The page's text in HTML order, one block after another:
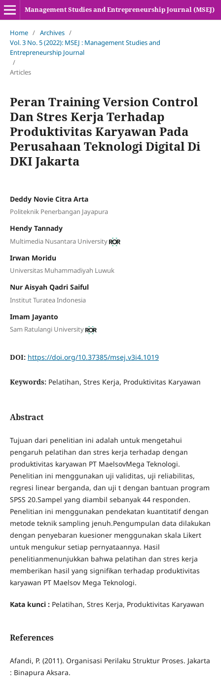
Management Studies and Entrepreneurship Journal (MSEJ)
Home / Archives /
Vol. 3 No. 5 (2022): MSEJ : Management Studies and
Entrepreneurship Journal
/
Articles
Peran Training Version Control
Dan Stres Kerja Terhadap
Produktivitas Karyawan Pada
Perusahaan Teknologi Digital Di
DKI Jakarta
Deddy Novie Citra Arta
Politeknik Penerbangan Jayapura
Hendy Tannady
Multimedia Nusantara University
Irwan Moridu
Universitas Muhammadiyah Luwuk
Nur Aisyah Qadri Saiful
Institut Turatea Indonesia
Imam Jayanto
Sam Ratulangi University
DOI: https://doi.org/10.37385/msej.v3i4.1019
Keywords: Pelatihan, Stres Kerja, Produktivitas Karyawan
Abstract
Tujuan dari penelitian ini adalah untuk mengetahui
pengaruh pelatihan dan stres kerja terhadap dengan
produktivitas karyawan PT MaelsovMega Teknologi.
Penelitian ini menggunakan uji validitas, uji reliabilitas,
regresi linear berganda, dan uji t dengan bantuan program
SPSS 20.Sampel yang diambil sebanyak 44 responden.
Penelitian ini menggunakan pendekatan kuantitatif dengan
metode teknik sampling jenuh.Pengumpulan data dilakukan
dengan penyebaran kuesioner menggunakan skala Likert
untuk mengukur setiap pernyataannya. Hasil
penelitianmenunjukkan bahwa pelatihan dan stres kerja
memberikan hasil yang signifikan terhadap produktivitas
karyawan PT Maelsov Mega Teknologi.
Kata kunci : Pelatihan, Stres Kerja, Produktivitas Karyawan
References
Afandi, P. (2011). Organisasi Perilaku Struktur Proses. Jakarta
: Binapura Aksara.